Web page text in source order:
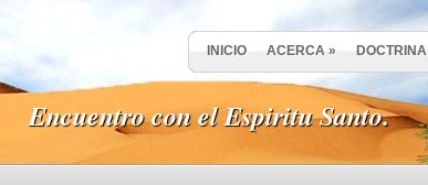
INICIO ACERCA » DOCTRINA
Encuentro con el Espiritu Santo.